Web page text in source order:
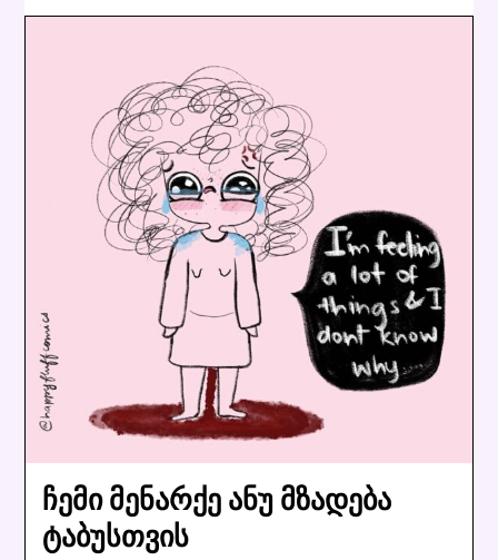
ჩემი მენარქე ანუ მზადება
ტაბუსთვის